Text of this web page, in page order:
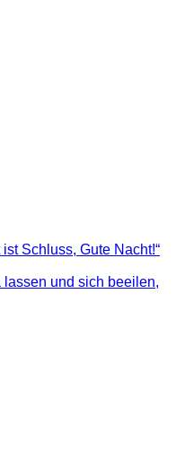
Schluss, Gute Nacht!“
und sich beeilen,